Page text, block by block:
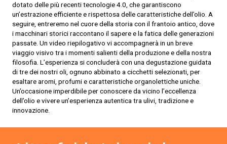
dotato delle più recenti tecnologie 4.0, che garantiscono
un’estrazione efficiente e rispettosa delle caratteristiche dell’olio. A
seguire, entreremo nel cuore della storia con il frantoio antico, dove
i macchinari storici raccontano il sapere e la fatica delle generazioni
passate. Un video riepilogativo vi accompagnerà in un breve
viaggio visivo tra i momenti salienti della produzione e della nostra
filosofia. L’esperienza si concluderà con una degustazione guidata
di tre dei nostri oli, ognuno abbinato a cicchetti selezionati, per
esaltare aromi, profumi e caratteristiche organolettiche uniche.
Un’occasione imperdibile per conoscere da vicino l’eccellenza
dell’olio e vivere un’esperienza autentica tra ulivi, tradizione e
innovazione.